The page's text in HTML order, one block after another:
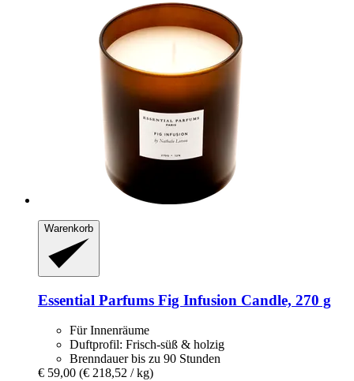
Warenkorb
Essential Parfums Fig Infusion Candle, 270 g
Für Innenräume
Duftprofil: Frisch-süß & holzig
Brenndauer bis zu 90 Stunden
€ 59,00 (€ 218,52 / kg)